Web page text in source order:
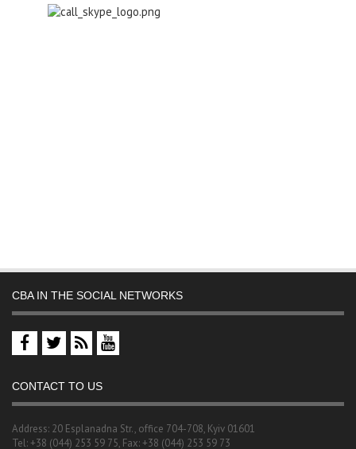
CBA IN THE SOCIAL NETWORKS
CONTACT TO US
Address: 20 Esplanadna Str., office 704-708, Kyiv 01601
Tel: +38 (044) 253 59 75, Fax: +38 (044) 253 59 73